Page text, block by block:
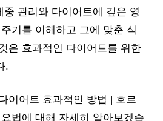
관리와 다이어트에 깊은 영
기를 이해하고 그에 맞춘 식
은 효과적인 다이어트를 위한
.
이어트 효과적인 방법 | 호르
법에 대해 자세히 알아보겠습